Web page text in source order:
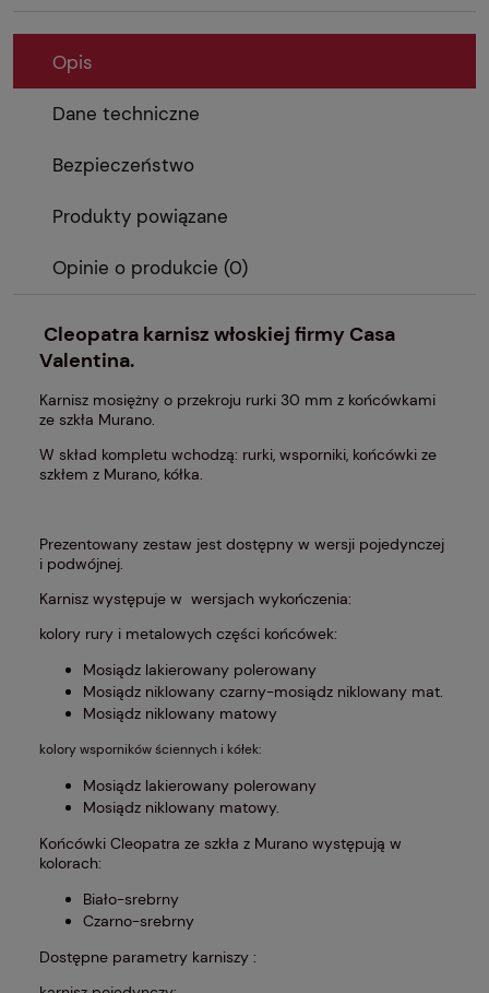
Opis
Dane techniczne
Bezpieczeństwo
Produkty powiązane
Opinie o produkcie (0)
Cleopatra karnisz włoskiej firmy Casa
Valentina.
Karnisz mosiężny o przekroju rurki 30 mm z końcówkami
ze szkła Murano.
W skład kompletu wchodzą: rurki, wsporniki, końcówki ze
szkłem z Murano, kółka.
Prezentowany zestaw jest dostępny w wersji pojedynczej
i podwójnej.
Karnisz występuje w wersjach wykończenia:
kolory rury i metalowych części końcówek:
Mosiądz lakierowany polerowany
Mosiądz niklowany czarny-mosiądz niklowany mat.
Mosiądz niklowany matowy
kolory wsporników ściennych i kółek:
Mosiądz lakierowany polerowany
Mosiądz niklowany matowy.
Końcówki Cleopatra ze szkła z Murano występują w
kolorach:
Biało-srebrny
Czarno-srebrny
Dostępne parametry karniszy :